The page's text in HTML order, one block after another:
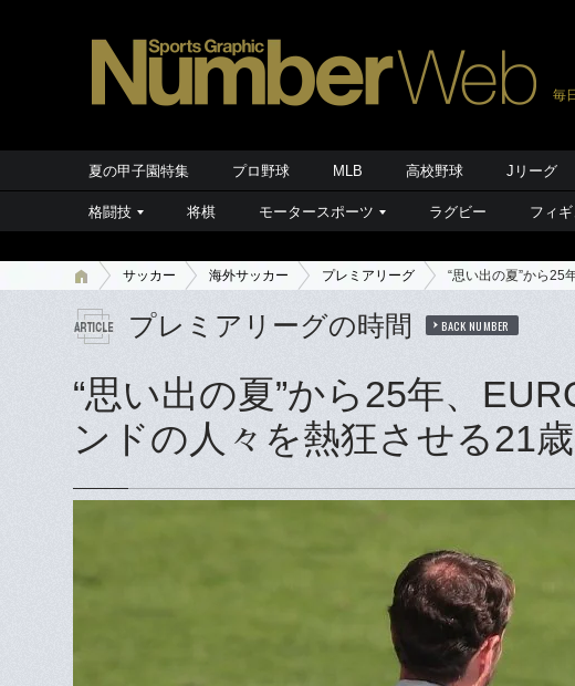
毎
夏の甲子園特集 プロ野球 MLB 高校野球 Jリーグ
格闘技 将棋 モータースポーツ ラグビー フィ
サッカー 海外サッカー プレミアリーグ “思い出の夏”から25
プレミアリーグの時間 BACK NUMBER
“思い出の夏”から25年、
ンドの人々を熱狂させる21